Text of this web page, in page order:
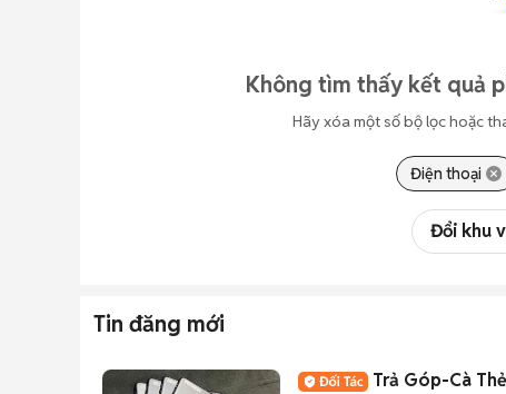
Không tìm thấy kết quả
Hãy xóa một số bộ lọc hoặc
Điện thoại
Đổi khu
Tin đăng mới
Trả Góp-Cà